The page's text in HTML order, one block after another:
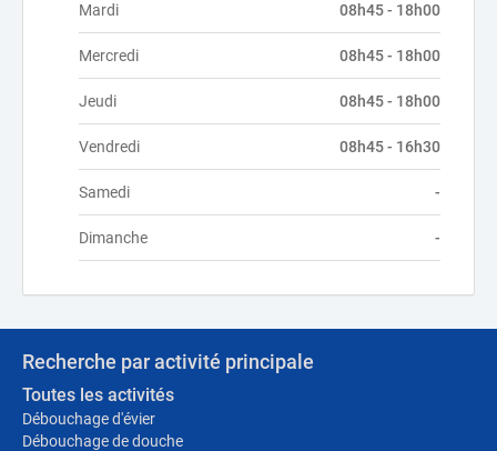
Mardi 08h45 - 18h00
Mercredi 08h45 - 18h00
Jeudi 08h45 - 18h00
Vendredi 08h45 - 16h30
Samedi -
Dimanche -
Recherche par activité principale
Toutes les activités
Débouchage d'évier
Débouchage de douche